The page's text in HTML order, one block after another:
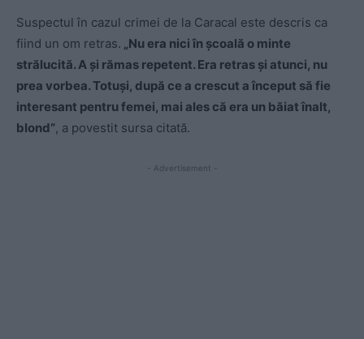
Suspectul în cazul crimei de la Caracal este descris ca
fiind un om retras. „Nu era nici în școală o minte
strălucită. A și rămas repetent. Era retras și atunci, nu
prea vorbea. Totuși, după ce a crescut a început să fie
interesant pentru femei, mai ales că era un băiat înalt,
blond”, a povestit sursa citată.
- Advertisement -